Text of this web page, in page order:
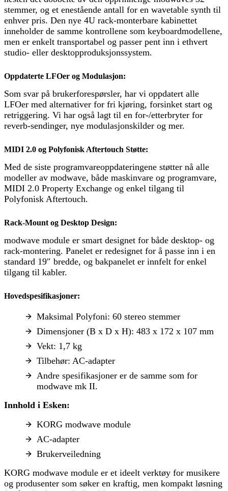
stemmer, og et enestående antall for en wavetable synth til
enhver pris. Den nye 4U rack-monterbare kabinettet
inneholder de samme kontrollene som keyboardmodellene,
men er enkelt transportabel og passer pent inn i ethvert
studio- eller desktopproduksjonssystem.
Oppdaterte LFOer og Modulasjon:
Som svar på brukerforespørsler, har vi oppdatert alle
LFOer med alternativer for fri kjøring, forsinket start og
retriggering. Vi har også lagt til en for-/etterbryter for
reverb-sendinger, nye modulasjonskilder og mer.
MIDI 2.0 og Polyfonisk Aftertouch Støtte:
Med de siste programvareoppdateringene støtter nå alle
modeller av modwave, både maskinvare og programvare,
MIDI 2.0 Property Exchange og enkel tilgang til
Polyfonisk Aftertouch.
Rack-Mount og Desktop Design:
modwave module er smart designet for både desktop- og
rack-montering. Panelet er redesignet for å passe inn i en
standard 19″ bredde, og bakpanelet er innfelt for enkel
tilgang til kabler.
Hovedspesifikasjoner:
Maksimal Polyfoni: 60 stereo stemmer
Dimensjoner (B x D x H): 483 x 172 x 107 mm
Vekt: 1,7 kg
Tilbehør: AC-adapter
Andre spesifikasjoner er de samme som for
modwave mk II.
Innhold i Esken:
KORG modwave module
AC-adapter
Brukerveiledning
KORG modwave module er et ideelt verktøy for musikere
og produsenter som søker en kraftig, men kompakt løsning